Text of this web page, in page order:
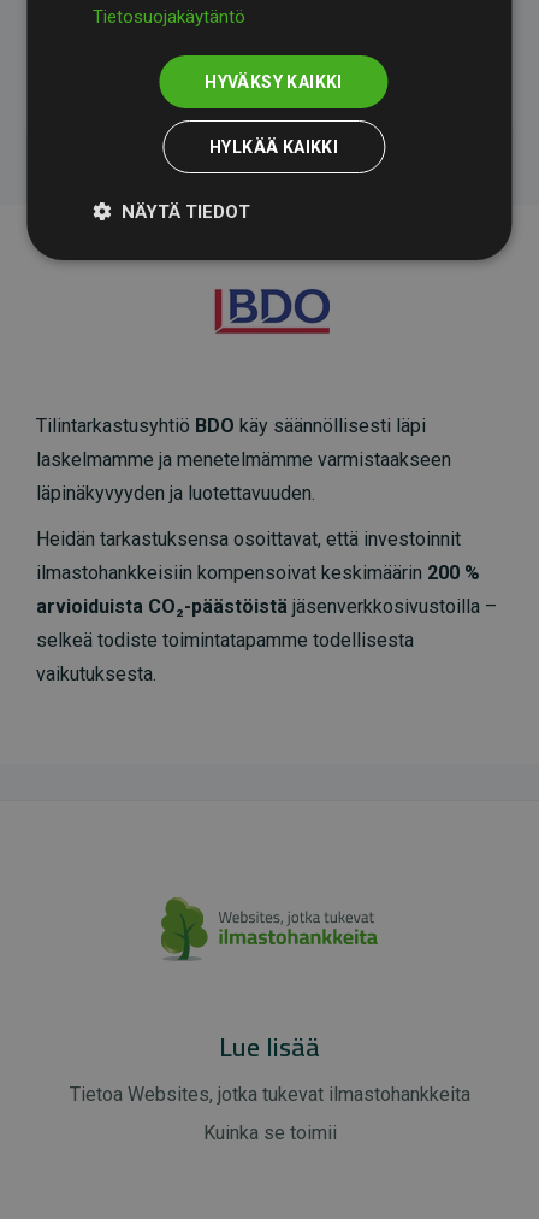
Websites, jotka tukevat ilmastohankkeita aloite
Tilintarkastusyhtiö BDO käy säännöllisesti läpi
laskelmamme ja menetelmämme varmistaakseen
läpinäkyvyyden ja luotettavuuden.
Heidän tarkastuksensa osoittavat, että investoinnit
ilmastohankkeisiin kompensoivat keskimäärin 200 %
arvioiduista CO₂-päästöistä jäsenverkkosivustoilla –
selkeä todiste toimintatapamme todellisesta
vaikutuksesta.
Lue lisää
Tietoa Websites, jotka tukevat ilmastohankkeita
Kuinka se toimii
Tietosuojakäytäntö
HYVÄKSY KAIKKI
HYLKÄÄ KAIKKI
NÄYTÄ TIEDOT